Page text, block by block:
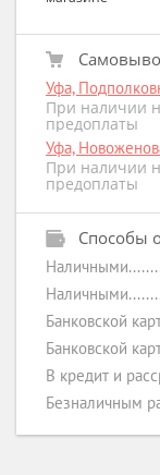
Уфа,
При наличии
предоплаты
Уфа,
При наличии
предоплаты
Способы
Наличными
Наличными
Банковской
Банковской
В кредит и
Безналичным